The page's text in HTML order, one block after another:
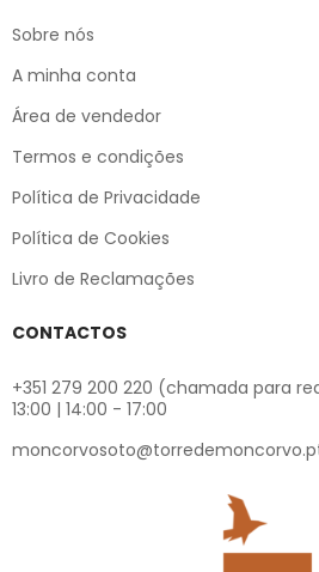
Sobre nós
A minha conta
Área de vendedor
Termos e condições
Política de Privacidade
Política de Cookies
Livro de Reclamações
CONTACTOS
+351 279 200 220 (chamada para
13:00 | 14:00 - 17:00